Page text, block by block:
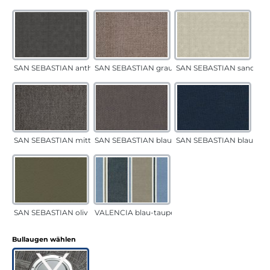
SAN SEBASTIAN anthrazitSAN SEBASTIAN grau-sandSAN SEBASTIAN sand
SAN SEBASTIAN mittelgrauSAN SEBASTIAN blau-sandSAN SEBASTIAN blau
SAN SEBASTIAN oliv VALENCIA blau-taupe
Bullaugen wählen